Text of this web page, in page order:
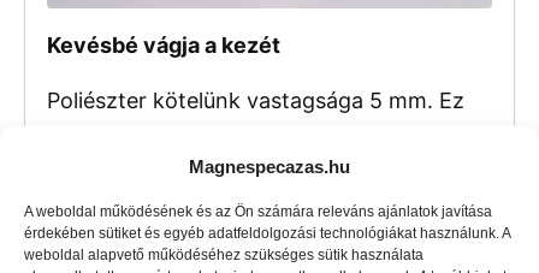
Magnespecazas.hu
A weboldal működésének és az Ön számára releváns ajánlatok javítása
érdekében sütiket és egyéb adatfeldolgozási technológiákat használunk. A
weboldal alapvető működéséhez szükséges sütik használata
Kevésbé vágja a kezét
Poliészter kötelünk vastagsága 5 mm. Ez
ejtőernyő zsinór. Ennek eredményeként
húzáskor lényegesen kevésbé vágja a
kezét.